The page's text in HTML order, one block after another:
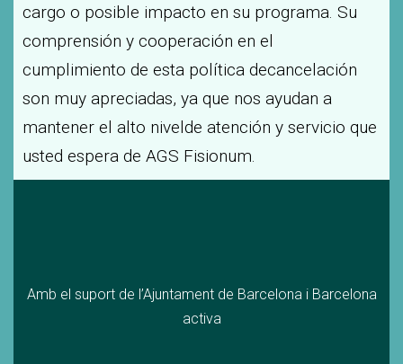
cargo o posible impacto en su programa. Su
comprensión y cooperación en el
cumplimiento de esta política decancelación
son muy apreciadas, ya que nos ayudan a
mantener el alto nivelde atención y servicio que
usted espera de AGS Fisionum.
Amb el suport de l’Ajuntament de Barcelona i Barcelona
activa